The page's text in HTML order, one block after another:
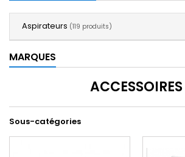
Aspirateurs (119 produits)
MARQUES
ACCESSOIRES
Sous-catégories